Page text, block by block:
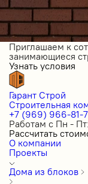
Приглашаем к
занимающиеся
Узнать условия
Гарант Строй
Строительная
+7 (969) 966-81-
Работам с Пн -
Рассчитать
О компании
Проекты
Дома из блоков